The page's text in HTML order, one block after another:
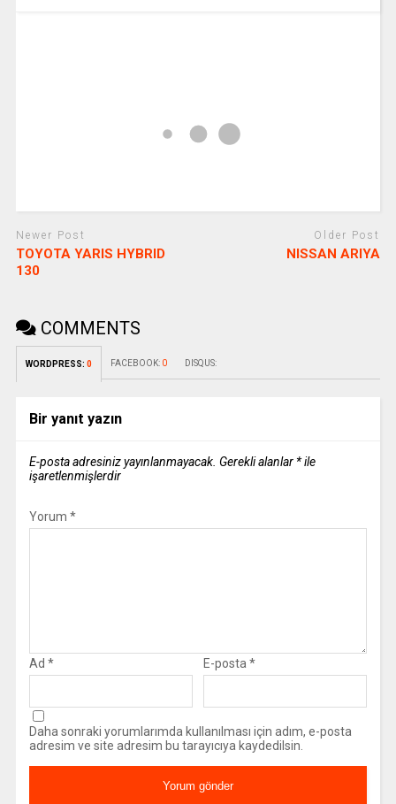
Newer Post
TOYOTA YARIS HYBRID
130
Older Post
NISSAN ARIYA
COMMENTS
WORDPRESS: 0 FACEBOOK: 0 DISQUS:
Bir yanıt yazın
E-posta adresiniz yayınlanmayacak. Gerekli alanlar *ile
işaretlenmişlerdir
Yorum *
Ad * E-posta *
Daha sonraki yorumlarımda kullanılması için adım, e-posta
adresim ve site adresim bu tarayıcıya kaydedilsin.